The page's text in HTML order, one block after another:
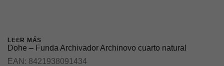
LEER MÁS
Dohe – Funda Archivador Archinovo cuarto natural
EAN: 8421938091434